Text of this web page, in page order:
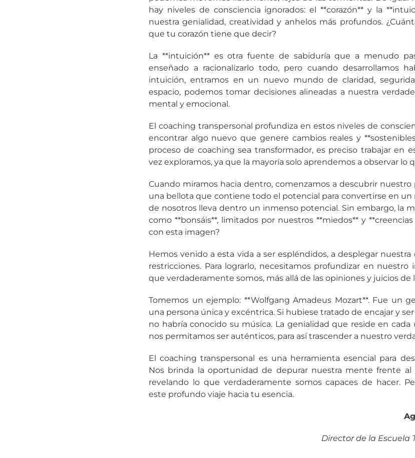
hay niveles de consciencia ignorados: el **corazón** y la
nuestra genialidad, creatividad y anhelos más profundos.
que tu corazón tiene que decir?
La **intuición** es otra fuente de sabiduría que a menudo
enseñado a racionalizarlo todo, pero cuando desarrollamos
intuición, entramos en un nuevo mundo de claridad,
espacio, podemos tomar decisiones alineadas a nuestra
mental y emocional.
El coaching transpersonal profundiza en estos niveles de
encontrar algo nuevo que genere cambios reales y
proceso de coaching sea transformador, es preciso trabajar en
vez exploramos, ya que la mayoría solo aprendemos a observar lo
Cuando miramos hacia dentro, comenzamos a descubrir
una bellota que contiene todo el potencial para convertirse en un
de nosotros lleva dentro un inmenso potencial. Sin embargo, la
como **bonsáis**, limitados por nuestros **miedos** y
con esta imagen?
Hemos venido a esta vida a ser espléndidos, a desplegar
restricciones. Para lograrlo, necesitamos profundizar en
que verdaderamente somos, más allá de las opiniones y juicios de
Tomemos un ejemplo: **Wolfgang Amadeus Mozart**. Fue un
una persona única y excéntrica. Si hubiese tratado de encajar y
no habría conocido su música. La genialidad que reside en
nos permitamos ser auténticos, para así trascender a nuestro
El coaching transpersonal es una herramienta esencial para
Nos brinda la oportunidad de depurar nuestra mente frente
revelando lo que verdaderamente somos capaces de hacer.
este profundo viaje hacia tu esencia.
Director de la Escuela